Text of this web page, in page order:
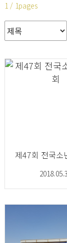
1 / 1pages